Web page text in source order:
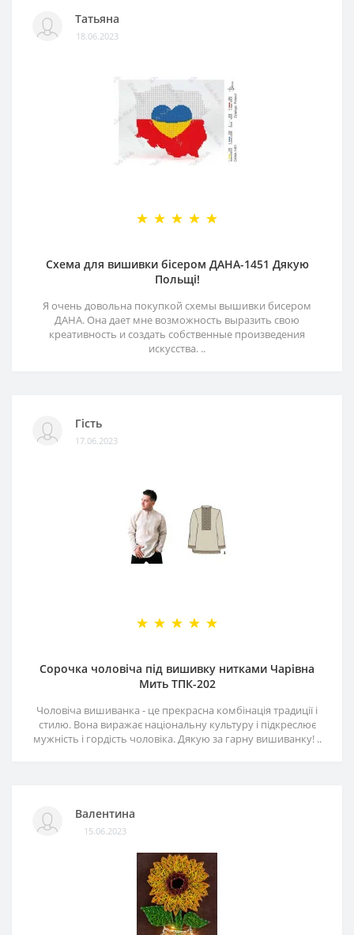
Татьяна
18.06.2023
Схема для вишивки бісером ДАНА-1451 Дякую
Польщі!
Я очень довольна покупкой схемы вышивки бисером
ДАНА. Она дает мне возможность выразить свою
креативность и создать собственные произведения
искусства. ..
Гість
17.06.2023
Сорочка чоловіча під вишивку нитками Чарівна
Мить ТПК-202
Чоловіча вишиванка - це прекрасна комбінація традиції і
стилю. Вона виражає національну культуру і підкреслює
мужність і гордість чоловіка. Дякую за гарну вишиванку! ..
Валентина
15.06.2023